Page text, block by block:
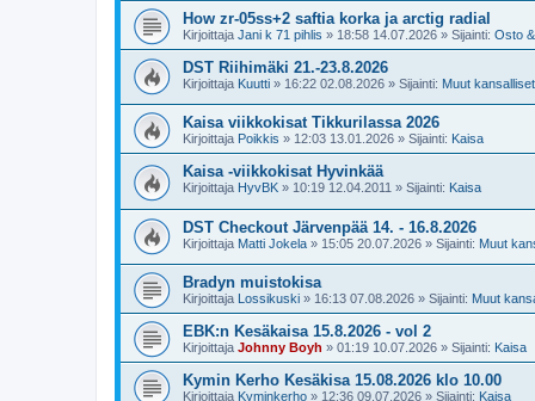
How zr-05ss+2 saftia korka ja arctig radial
Kirjoittaja Jani k 71 pihlis » 18:58 14.07.2026 » Sijainti: Osto
DST Riihimäki 21.-23.8.2026
Kirjoittaja Kuutti » 16:22 02.08.2026 » Sijainti: Muut
Kaisa viikkokisat Tikkurilassa 2026
Kirjoittaja Poikkis » 12:03 13.01.2026 » Sijainti: Kaisa
Kaisa -viikkokisat Hyvinkää
Kirjoittaja HyvBK » 10:19 12.04.2011 » Sijainti: Kaisa
DST Checkout Järvenpää 14. - 16.8.2026
Kirjoittaja Matti Jokela » 15:05 20.07.2026 » Sijainti: Muut
Bradyn muistokisa
Kirjoittaja Lossikuski » 16:13 07.08.2026 » Sijainti: Muut
EBK:n Kesäkaisa 15.8.2026 - vol 2
Kirjoittaja Johnny Boyh » 01:19 10.07.2026 » Sijainti: Kaisa
Kymin Kerho Kesäkisa 15.08.2026 klo 10.00
Kirjoittaja Kyminkerho » 12:36 09.07.2026 » Sijainti: Kaisa